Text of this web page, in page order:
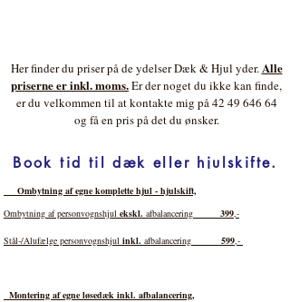
Her finder du priser på de ydelser Dæk & Hjul yder.Alle
priserne er inkl. moms.Er der noget du ikke kan finde,
er du velkommen til at kontakte mig på42 49 646 64
og få en pris på det du ønsker.
Book tid til dæk eller hjulskifte.
Ombytning af egne komplette hjul - hjulskift,
Ombytning af personvognshjul ekskl. afbalancering 399,-
Stål-/Alufælge personvognshjul inkl. afbalancering 599,-
Montering af egne løsedæk inkl. afbalancering,